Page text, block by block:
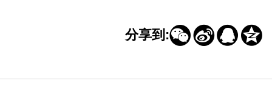
分享到: